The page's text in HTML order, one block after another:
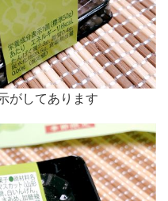
がしてあります